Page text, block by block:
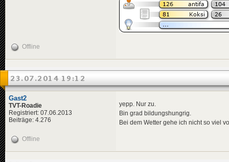
Offline
23.07.2014 19:12
Gast2
TVT-Roadie
Registriert: 07.06.2013
Beiträge: 4.276
yepp. Nur zu.
Bin grad bildungshungrig.
Bei dem Wetter gehe ich nicht so viel
Offline